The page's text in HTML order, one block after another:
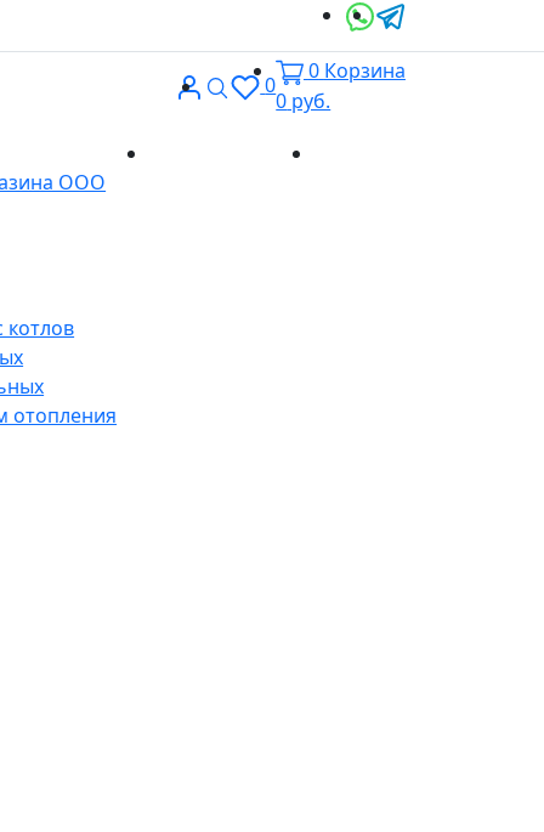
ВходПоиск
0
0 Корзина
0 руб.
ООО
котлов
отопления